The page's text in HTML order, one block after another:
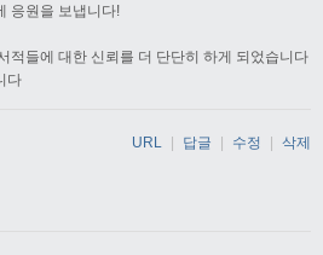
응원을 보냅니다!
적들에 대한 신뢰를 더 단단히 하게 되었습니다
다
URL 답글 수정 삭제